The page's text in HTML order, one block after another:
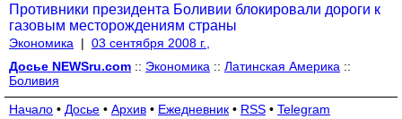
Противники президента Боливии блокировали дороги к
газовым месторождениям страны
Экономика | 03 сентября 2008 г.,
Досье NEWSru.com :: Экономика :: Латинская Америка ::
Боливия
Начало • Досье • Архив • Ежедневник • RSS • Telegram